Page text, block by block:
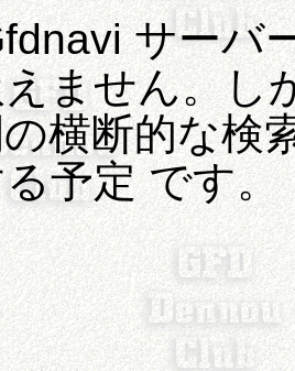
サーバ
ません。し
横断的な検
予定 です。